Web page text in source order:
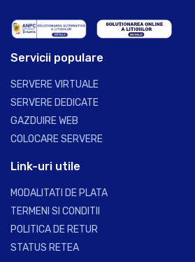
Servicii populare
SERVERE VIRTUALE
SERVERE DEDICATE
GAZDUIRE WEB
COLOCARE SERVERE
Link-uri utile
MODALITATI DE PLATA
TERMENI SI CONDITII
POLITICA DE RETUR
STATUS RETEA